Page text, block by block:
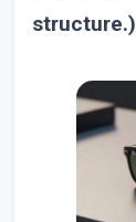
structure.)